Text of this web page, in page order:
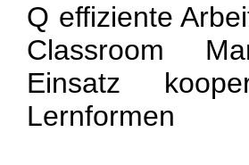
Q effiziente
Classroom
Einsatz
Lernformen